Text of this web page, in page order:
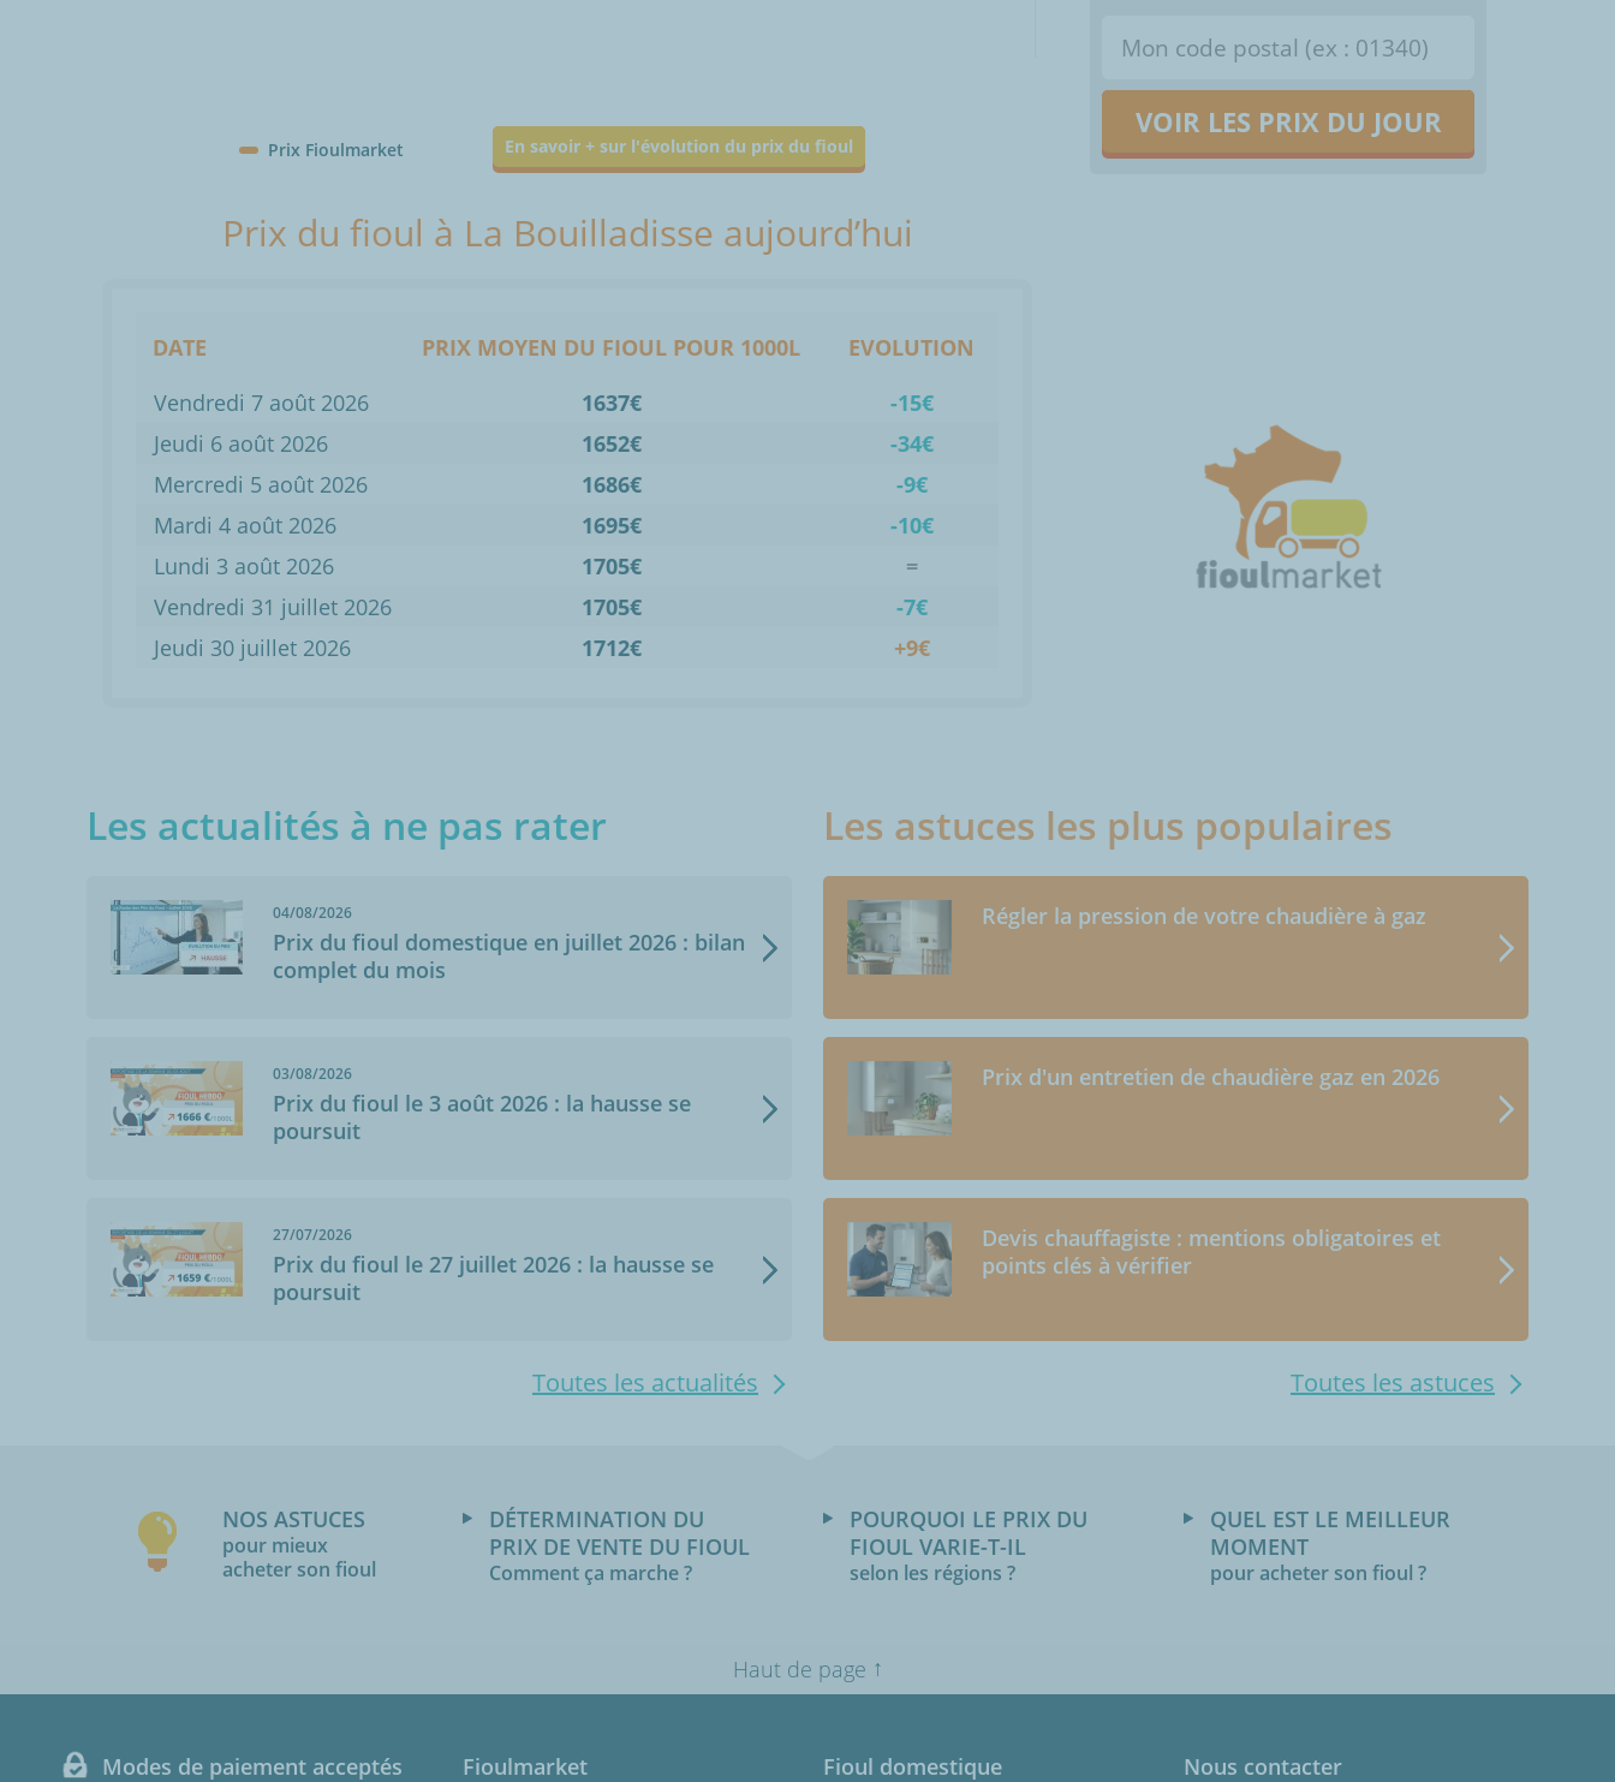
Prix Fioulmarket En savoir + sur l'évolution du prix du fioul
VOIR LES PRIX DU JOUR
Prix du fioul à La Bouilladisse aujourd’hui
DATE PRIX MOYEN DU FIOUL POUR 1000L
EVOLUTION
Vendredi 7 août 2026
1637€
-15€
Jeudi 6 août 2026
1652€
-34€
Mercredi 5 août 2026
1686€
-9€
Mardi 4 août 2026
1695€
-10€
Lundi 3 août 2026
1705€
=
Vendredi 31 juillet 2026
1705€
-7€
Jeudi 30 juillet 2026
1712€ +9€
Les actualités à ne pas rater
04/08/2026
Prix du fioul domestique en juillet 2026 : bilan
complet du mois
03/08/2026
Prix du fioul le 3 août 2026 : la hausse se
poursuit
27/07/2026
Prix du fioul le 27 juillet 2026 : la hausse se
poursuit
Toutes les actualités
Les astuces les plus populaires
Régler la pression de votre chaudière à gaz
Prix d'un entretien de chaudière gaz en 2026
Devis chauffagiste : mentions obligatoires et
points clés à vérifier
Toutes les astuces
NOS ASTUCES
pour mieux
acheter son fioul
DÉTERMINATION DU
PRIX DE VENTE DU FIOUL
Comment ça marche ?
POURQUOI LE PRIX DU
FIOUL VARIE-T-IL
selon les régions ?
QUEL EST LE MEILLEUR
MOMENT
pour acheter son fioul ?
Haut de page ↑
Modes de paiement acceptés Fioulmarket Fioul domestique Nous contacter